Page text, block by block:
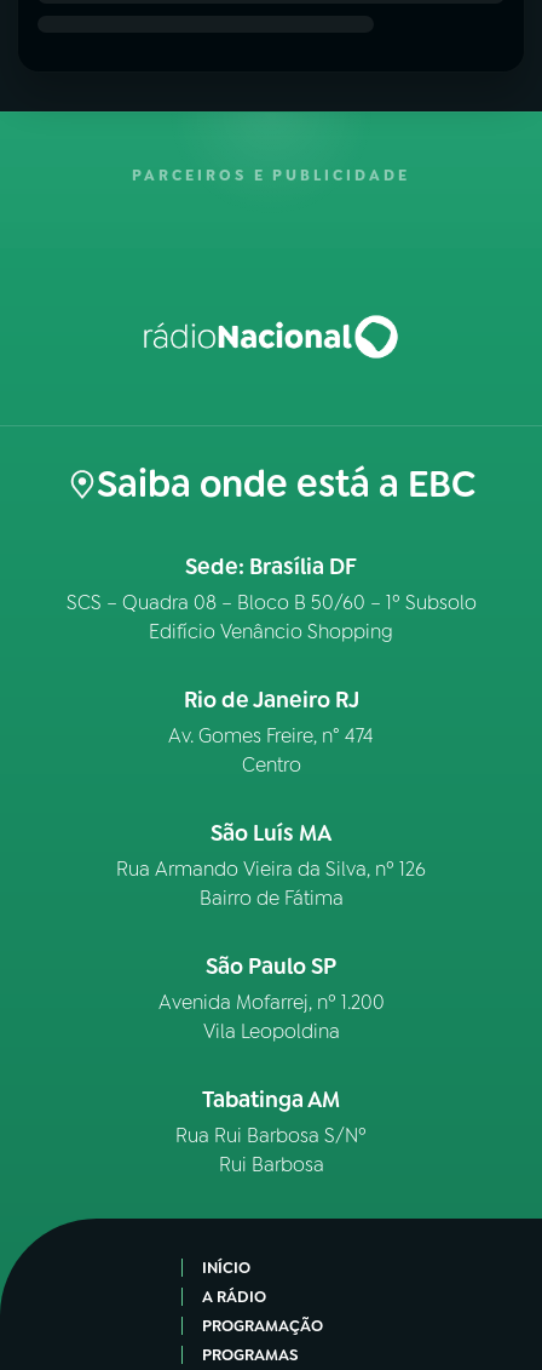
PARCEIROS E PUBLICIDADE
Saiba onde está a EBC
Sede: Brasília DF
SCS – Quadra 08 – Bloco B 50/60 – 1º Subsolo
Edifício Venâncio Shopping
Rio de Janeiro RJ
Av. Gomes Freire, n° 474
Centro
São Luís MA
Rua Armando Vieira da Silva, nº 126
Bairro de Fátima
São Paulo SP
Avenida Mofarrej, nº 1.200
Vila Leopoldina
Tabatinga AM
Rua Rui Barbosa S/Nº
Rui Barbosa
INÍCIO
A RÁDIO
PROGRAMAÇÃO
PROGRAMAS